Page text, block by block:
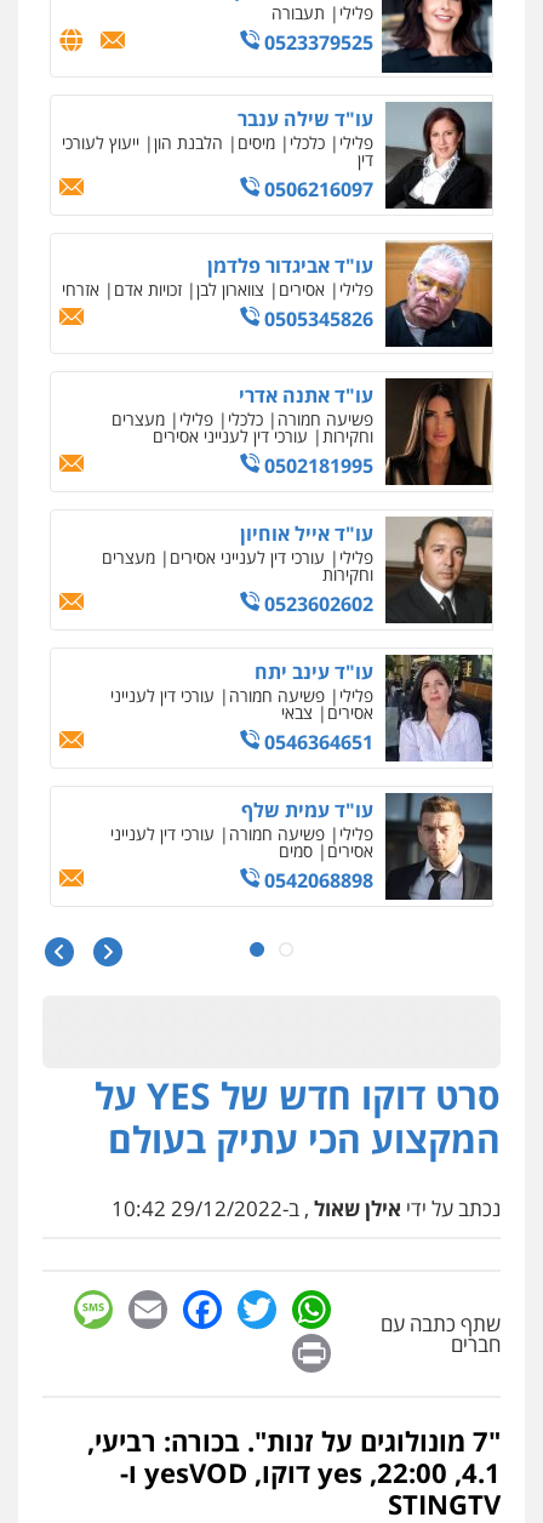
פלילי תעבורה
0523379525
עו"ד שילה ענבר
פלילי כלכלי מיסים הלבנת הון ייעוץ לעורכי
דין
0506216097
עו"ד אביגדור פלדמן
פלילי אסירים צווארון לבן זכויות אדם אזרחי
0505345826
עו"ד אתנה אדרי
פשיעה חמורה כלכלי פלילי מעצרים
וחקירות עורכי דין לענייני אסירים
0502181995
עו"ד אייל אוחיון
פלילי עורכי דין לענייני אסירים מעצרים
וחקירות
0523602602
עו"ד עינב יתח
פלילי פשיעה חמורה עורכי דין לענייני
אסירים צבאי
0546364651
עו"ד עמית שלף
פלילי פשיעה חמורה עורכי דין לענייני
אסירים סמים
0542068898
עו"ד שגיא אקו
עבירות מין
עו"ד שאדי כבהא
עורכי דין לענייני אסירים
0525556970
עו"ד רויטל סבג שקד
0528615306
עו"ד דרוויש נאשף
0527448141
סרט דוקו חדש של YES על
המקצוע הכי עתיק בעולם
נכתב על ידי אילן שאול , ב-29/12/2022 10:42
שתף כתבה עם
חברים
WhatsApp
Twitter
Facebook
Email
"7 מונולוגים על זנות". בכורה: רביעי,
4.1, 22:00, yes דוקו, yesVOD ו-
STINGTV